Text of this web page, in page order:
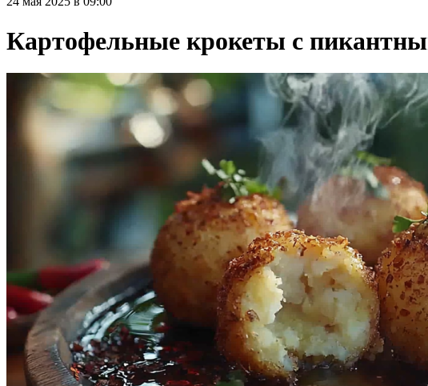
Картофельные крокеты с